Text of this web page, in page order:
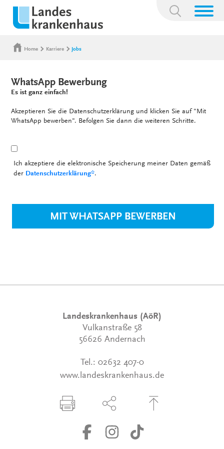
Suchbegriff:
Home Karriere Jobs
WhatsApp Bewerbung
Es ist ganz einfach!
Akzeptieren Sie die Datenschutzerklärung und klicken Sie auf "Mit
WhatsApp bewerben". Befolgen Sie dann die weiteren Schritte.
Ich akzeptiere die elektronische Speicherung meiner Daten gemäß
der Datenschutzerklärung*.
MIT WHATSAPP BEWERBEN
Landeskrankenhaus (AöR)
Vulkanstraße 58
56626 Andernach
Tel.: 02632 407-0
www.landeskrankenhaus.de